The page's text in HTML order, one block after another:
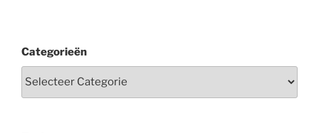
Categorieën